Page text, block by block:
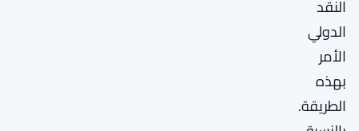
النقد
الدولي
الأمر
بهذه
الطريقة.